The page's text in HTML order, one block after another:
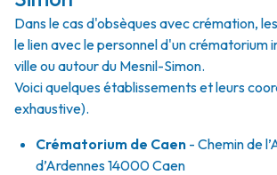
Dans le cas d'obsèques avec crémation,
le lien avec le personnel d'un crématorium
ville ou autour du Mesnil-Simon.
Voici quelques établissements et leurs
exhaustive).
Crématorium de Caen - Chemin de
d’Ardennes 14000 Caen